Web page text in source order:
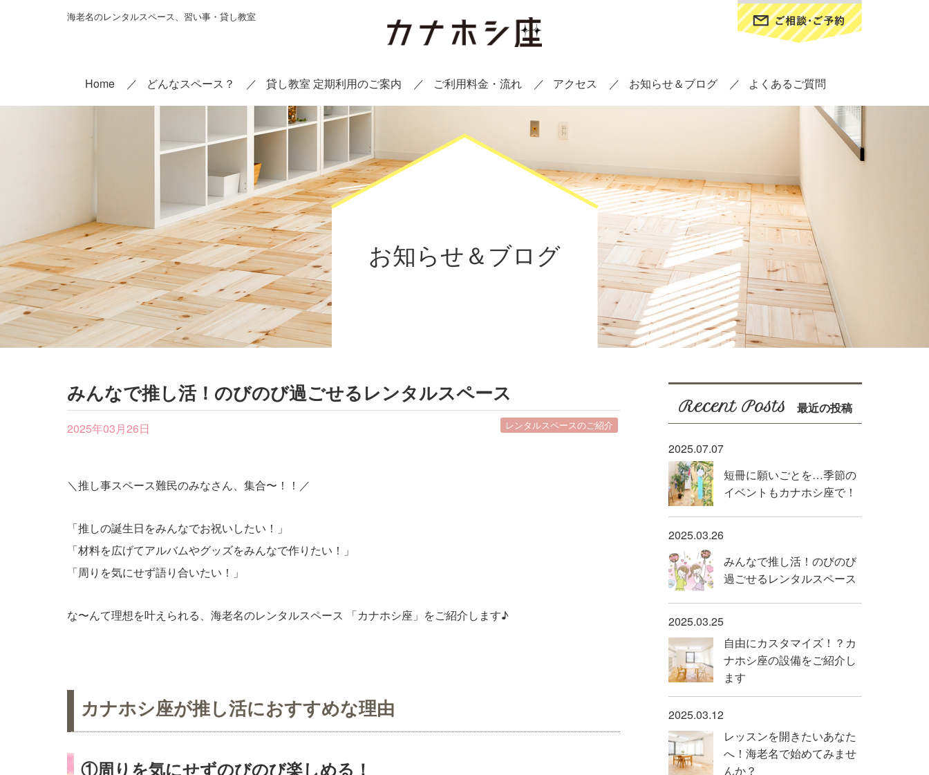
海老名のレンタルスペース、習い事・貸し教室
Home どんなスペース？ 貸し教室 定期利用のご案内 ご利用料金・流れ アクセス お知らせ＆ブログ よくあるご質問
お知らせ＆ブログ
みんなで推し活！のびのび過ごせるレンタルスペース
2025年03月26日 レンタルスペースのご紹介
＼推し事スペース難民のみなさん、集合〜！！／
「推しの誕生日をみんなでお祝いしたい！」
「材料を広げてアルバムやグッズをみんなで作りたい！」
「周りを気にせず語り合いたい！」
な〜んて理想を叶えられる、海老名のレンタルスペース 「カナホシ座」をご紹介します♪
カナホシ座が推し活におすすめな理由
①周りを気にせずのびのび楽しめる！
Recent Posts 最近の投稿
2025.07.07
短冊に願いごとを…季節の
イベントもカナホシ座で！
2025.03.26
みんなで推し活！のびのび
過ごせるレンタルスペース
2025.03.25
自由にカスタマイズ！？カ
ナホシ座の設備をご紹介し
ます
2025.03.12
レッスンを開きたいあなた
へ！海老名で始めてみませ
んか？